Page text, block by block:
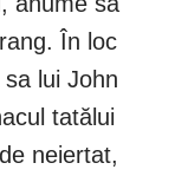
În loc
lui John
tatălui
neiertat,